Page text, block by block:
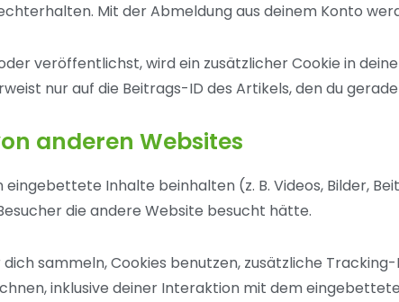
Mit der Abmeldung aus deinem Konto
veröffentlichst, wird ein zusätzlicher Cookie in
nur auf die Beitrags-ID des Artikels, den du
anderen Websites
Inhalte beinhalten (z. B. Videos, Bilder,
die andere Website besucht hätte.
sammeln, Cookies benutzen, zusätzliche
inklusive deiner Interaktion mit dem